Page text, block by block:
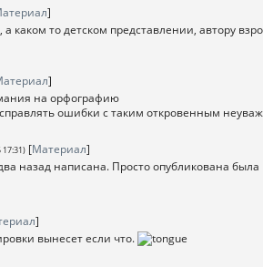
]
каком то детском представлении, автору
]
на орфографию
ошибки с таким откровенным
17:31) [Материал]
назад написана. Просто опубликована
]
вынесет если что.